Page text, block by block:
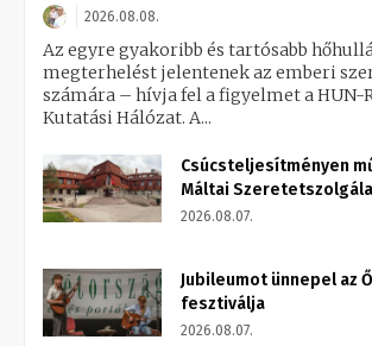
2026.08.08.
Az egyre gyakoribb és tartósabb
megterhelést jelentenek az emberi
számára – hívja fel a figyelmet a HUN-
Kutatási Hálózat. A...
Csúcsteljesítményen
Máltai
2026.08.07.
Jubileumot ünnepel az
fesztiválja
2026.08.07.